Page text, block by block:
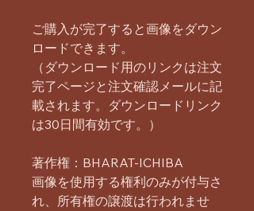
ご購入が完了すると画像をダウン
ロードできます。
（ダウンロード用のリンクは注文
完了ページと注文確認メールに記
載されます。ダウンロードリンク
は30日間有効です。）
著作権：BHARAT-ICHIBA
画像を使用する権利のみが付与さ
れ、所有権の譲渡は行われませ